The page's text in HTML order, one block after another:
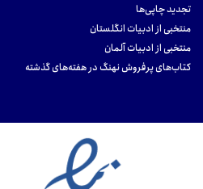
تجدید چاپی‌ها
منتخبی از ادبیات انگلستان
منتخبی از ادبیات آلمان
کتاب‌های پرفروش نهنگ در هفته‌های گذشته